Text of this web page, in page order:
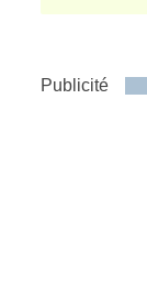
Publicité